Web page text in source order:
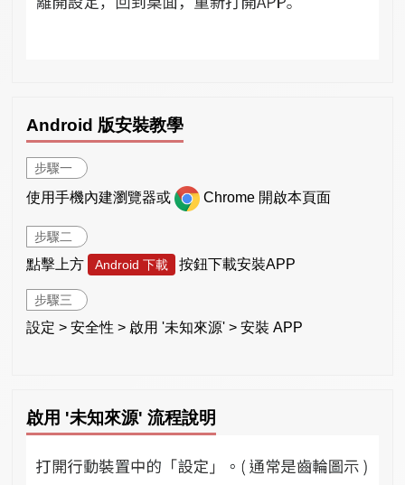
Android 版安裝教學
步驟一
使用手機內建瀏覽器或 Chrome 開啟本頁面
步驟二
點擊上方 Android 下載 按鈕下載安裝APP
步驟三
設定 > 安全性 > 啟用 '未知來源' > 安裝 APP
啟用 '未知來源' 流程說明